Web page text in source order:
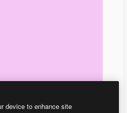
device to enhance site